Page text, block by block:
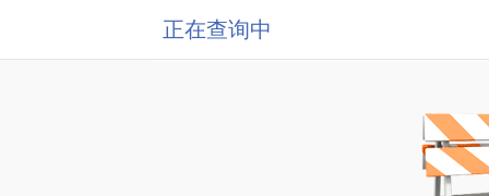
正在查询中